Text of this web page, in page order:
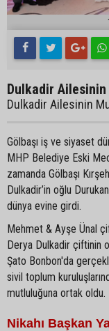
Dulkadir
Dulkadir Ailesinin
Gölbaşı iş ve siyaset
MHP Belediye Eski
zamanda Gölbaşı
Dulkadir’in oğlu
dünya evine girdi.
Mehmet & Ayşe Ünal
Derya Dulkadir çiftinin
Şato Bonbon'da
sivil toplum
mutluluğuna ortak oldu.
Nikahı Başkan